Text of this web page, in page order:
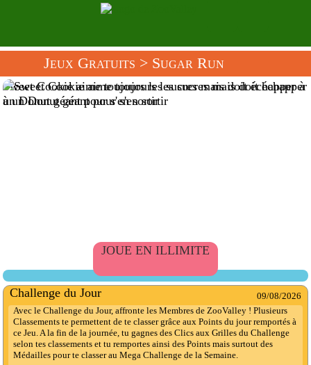
Jeux Gratuits > Sugar Run
Sweet Cookie aime toujours les sucres mais doit échapper à
un Donut géant pour s'en sortir
JOUE EN ILLIMITE
Challenge du Jour
09/08/2026
Avec le Challenge du Jour, affronte les Membres de ZooValley ! Plusieurs
Classements te permettent de te classer grâce aux Points du jour remportés à
ce Jeu. A la fin de la journée, tu gagnes des Clics aux Grilles du Challenge
selon tes classements et tu remportes ainsi des Points mais surtout des
Médailles pour te classer au Mega Challenge de la Semaine.